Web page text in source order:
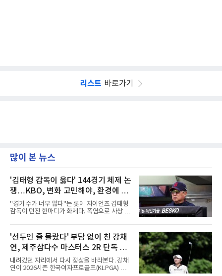
리스트 바로가기
많이 본 뉴스
'김태형 감독이 옳다' 144경기 체제 논
쟁…KBO, 변화 고민해야, 환경에 맞
는 경기 수가 바람직
"경기 수가 너무 많다"는 롯데 자이언츠 김태형
감독이 던진 한마디가 화제다. 폭염으로 사상 초
독은 단순히 더위를 이야기하지 않았다. 우천,
폭염, 부상 등 변수가 늘어나는 현실에서 현재
팀당 144경기 체제가 과연 지속 가능한지 질문
을 던졌다.물론 144경기가 세계적으로 특별히
많은 숫자는 아니다. 메이저리그는 팀당 162경
기, 일본프로야구도 143~144경기를 치른다. 숫
자만 놓고 보면 KBO가 유난히 혹사 구조라고 말
'선두인 줄 몰랐다' 부담 없이 친 강채
연, 제주삼다수 마스터스 2R 단독 선
두
내려갔던 자리에서 다시 정상을 바라본다. 강채
연이 2026시즌 한국여자프로골프(KLPGA) 투어